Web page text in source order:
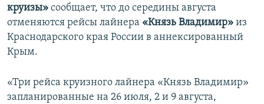
круизы» сообщает, что до середины августа
отменяются рейсы лайнера «Князь Владимир» из
Краснодарского края России в аннексированный
Крым.
«Три рейса круизного лайнера «Князь Владимир»
запланированные на 26 июля, 2 и 9 августа,